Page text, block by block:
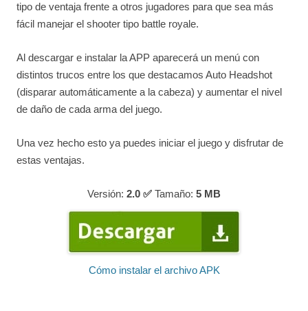
tipo de ventaja frente a otros jugadores para que sea más
fácil manejar el shooter tipo battle royale.
Al descargar e instalar la APP aparecerá un menú con
distintos trucos entre los que destacamos Auto Headshot
(disparar automáticamente a la cabeza) y aumentar el nivel
de daño de cada arma del juego.
Una vez hecho esto ya puedes iniciar el juego y disfrutar de
estas ventajas.
Versión: 2.0 ✅ Tamaño: 5 MB
Cómo instalar el archivo APK